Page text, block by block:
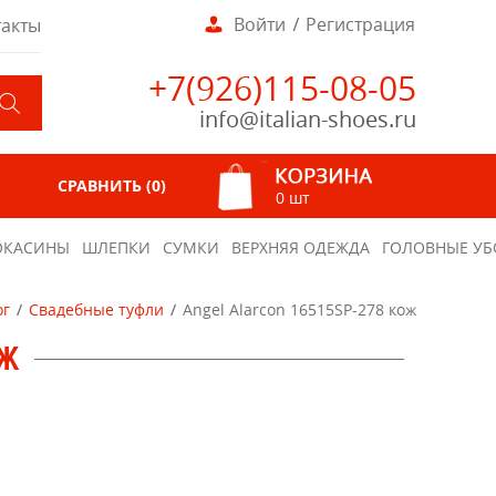
Войти Регистрация
+7(926)115-08-05
info@italian-shoes.ru
0 шт
СРАВНИТЬ (0)
ШЛЕПКИ СУМКИ ВЕРХНЯЯ ОДЕЖДА ГОЛОВНЫЕ
Свадебные туфли Angel Alarcon 16515SP-278 кож